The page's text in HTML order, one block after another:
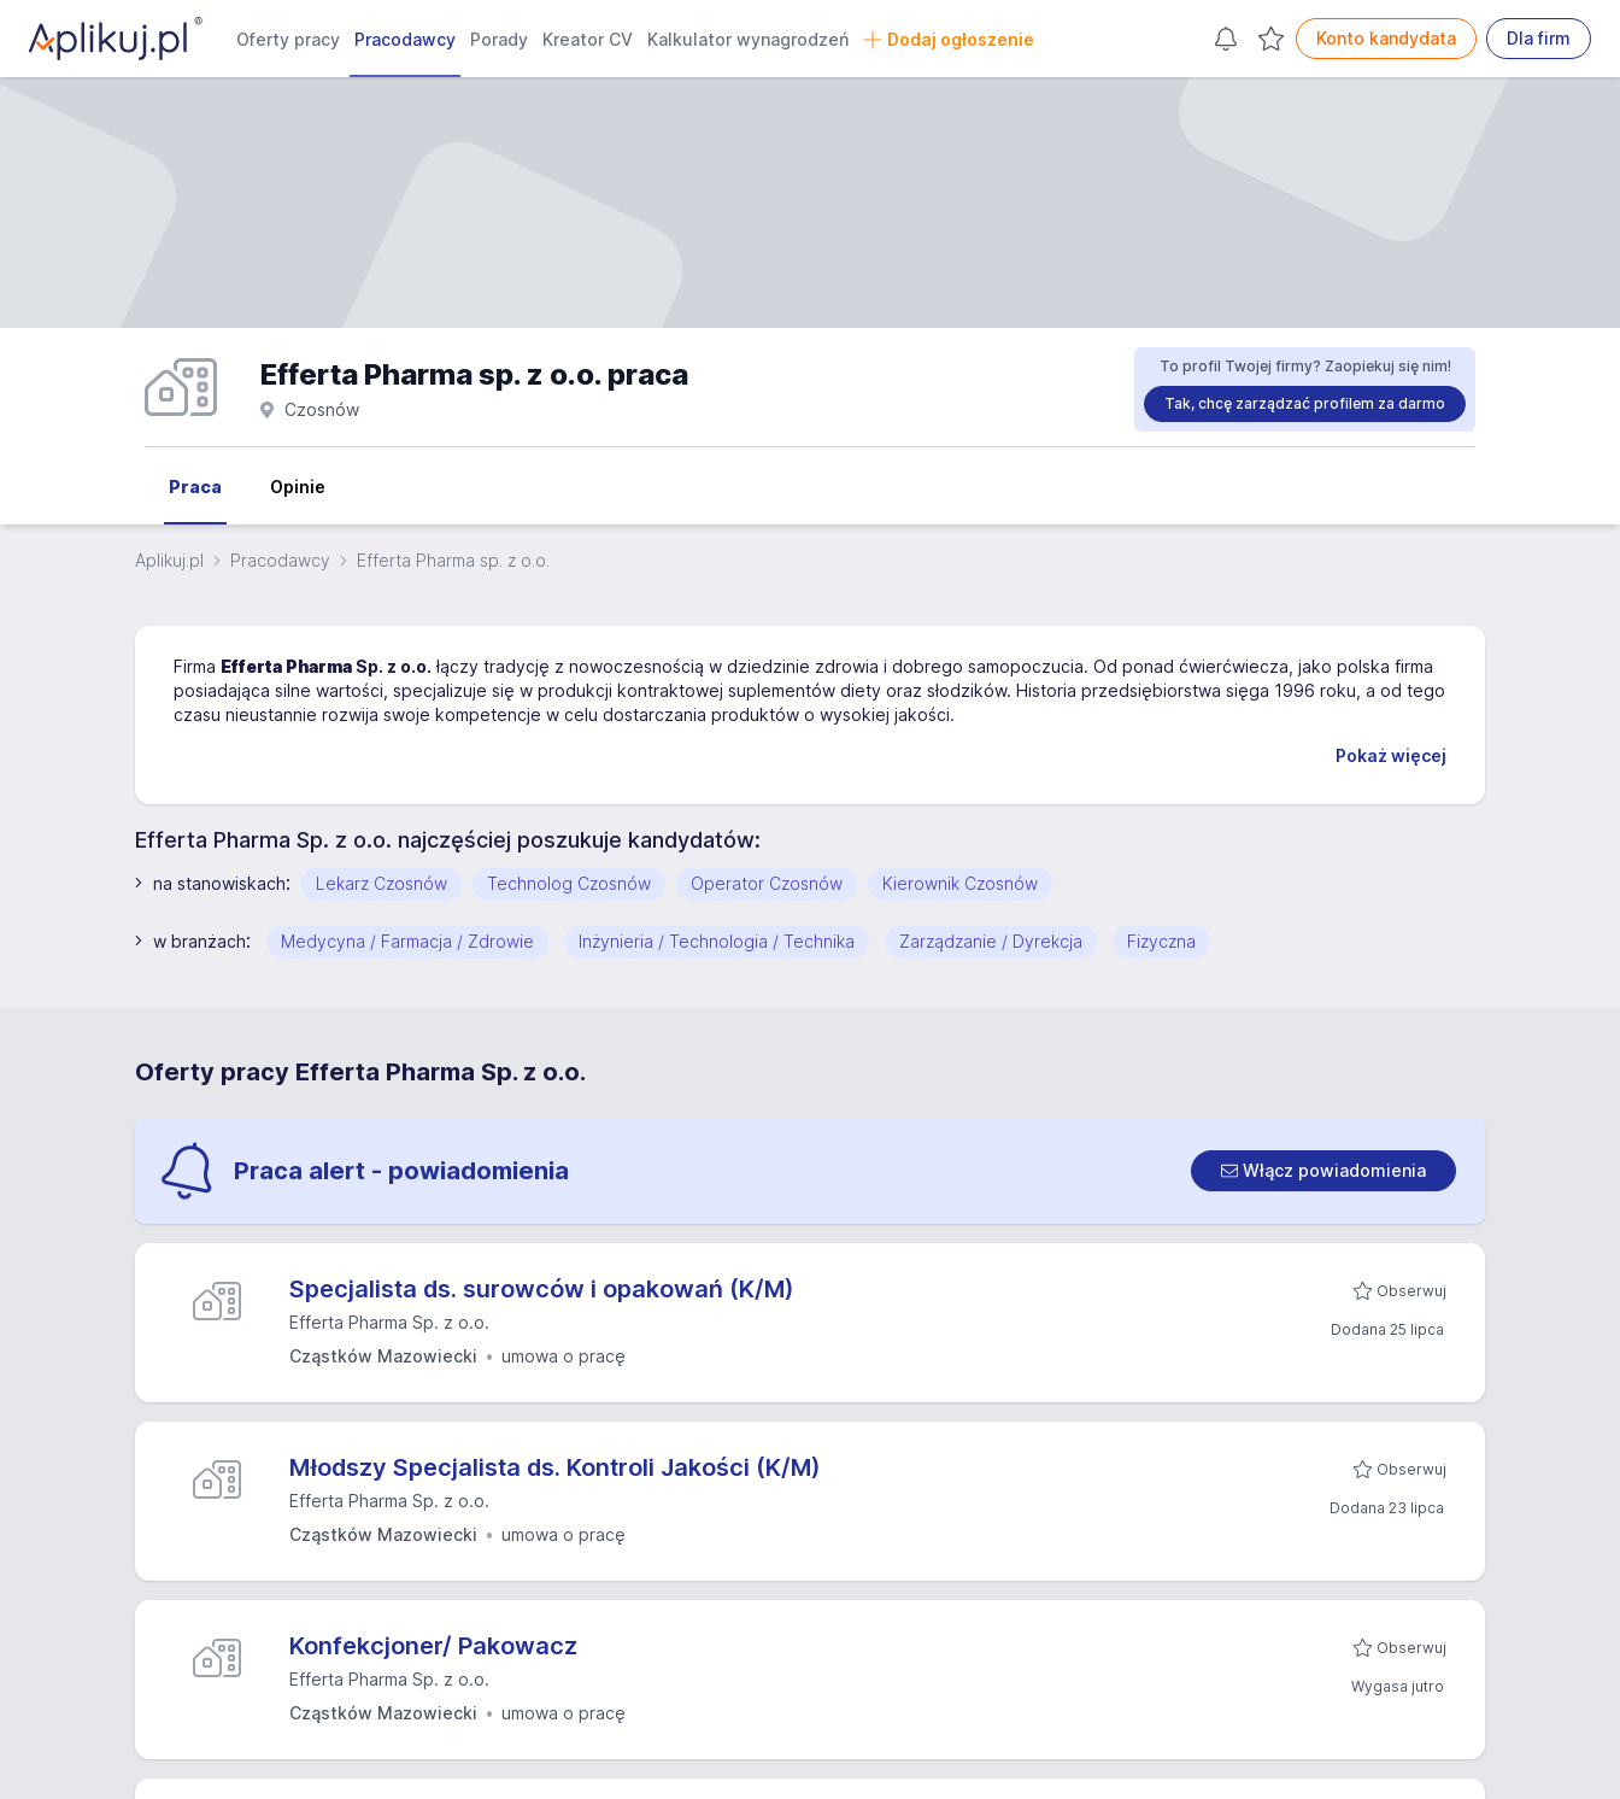
Oferty pracy Pracodawcy Porady Kreator CV Kalkulator wynagrodzeń Dodaj ogłoszenie Konto kandydata Dla firm
Efferta Pharma sp. z o.o. praca
Czosnów
To profil Twojej firmy? Zaopiekuj się nim!
Tak, chcę zarządzać profilem za darmo
Praca Opinie
Aplikuj.pl Pracodawcy Efferta Pharma sp. z o.o.
Firma Efferta Pharma Sp. z o.o. łączy tradycję z nowoczesnością w dziedzinie zdrowia i dobrego samopoczucia. Od ponad ćwierćwiecza, jako polska firma
posiadająca silne wartości, specjalizuje się w produkcji kontraktowej suplementów diety oraz słodzików. Historia przedsiębiorstwa sięga 1996 roku, a od tego
czasu nieustannie rozwija swoje kompetencje w celu dostarczania produktów o wysokiej jakości.
Pokaż więcej
Efferta Pharma Sp. z o.o. najczęściej poszukuje kandydatów:
na stanowiskach: Lekarz Czosnów Technolog Czosnów Operator Czosnów Kierownik Czosnów
w branżach: Medycyna / Farmacja / Zdrowie Inżynieria / Technologia / Technika Zarządzanie / Dyrekcja Fizyczna
Oferty pracy Efferta Pharma Sp. z o.o.
Praca alert - powiadomienia Włącz powiadomienia
Specjalista ds. surowców i opakowań (K/M)
Efferta Pharma Sp. z o.o.
Cząstków Mazowiecki
umowa o pracę
Obserwuj
Dodana 25 lipca
Młodszy Specjalista ds. Kontroli Jakości (K/M)
Efferta Pharma Sp. z o.o.
Cząstków Mazowiecki
umowa o pracę
Obserwuj
Dodana 23 lipca
Konfekcjoner/ Pakowacz
Efferta Pharma Sp. z o.o.
Cząstków Mazowiecki
umowa o pracę
Obserwuj
Wygasa jutro